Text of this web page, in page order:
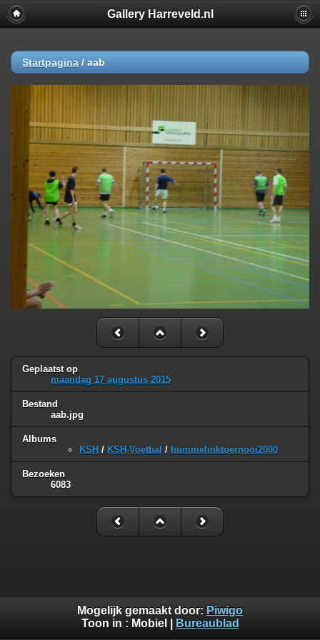
Gallery Harreveld.nl
Startpagina / aab
Geplaatst op
maandag 17 augustus 2015
Bestand
aab.jpg
Albums
KSH / KSH-Voetbal / hummelinktoernooi2000
Bezoeken
6083
Mogelijk gemaakt door: Piwigo
Toon in : Mobiel Bureaublad